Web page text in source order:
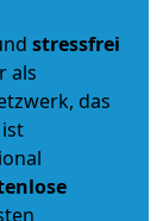
stressfrei
als
das